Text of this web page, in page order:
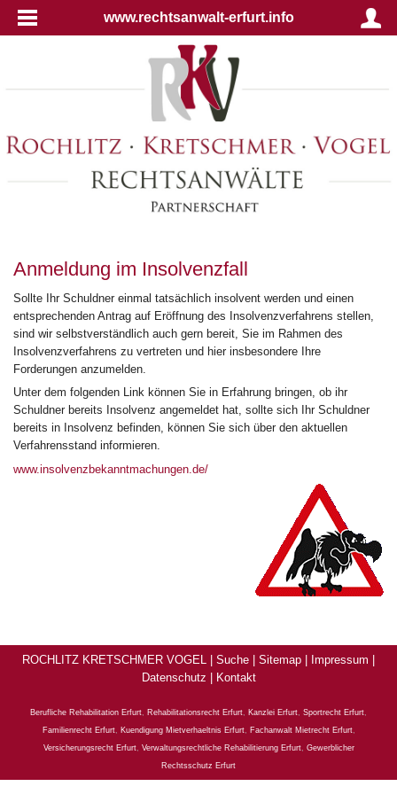
www.rechtsanwalt-erfurt.info
Anmeldung im Insolvenzfall
Sollte Ihr Schuldner einmal tatsächlich insolvent werden und einen
entsprechenden Antrag auf Eröffnung des Insolvenzverfahrens stellen,
sind wir selbstverständlich auch gern bereit, Sie im Rahmen des
Insolvenzverfahrens zu vertreten und hier insbesondere Ihre
Forderungen anzumelden.
Unter dem folgenden Link können Sie in Erfahrung bringen, ob ihr
Schuldner bereits Insolvenz angemeldet hat, sollte sich Ihr Schuldner
bereits in Insolvenz befinden, können Sie sich über den aktuellen
Verfahrensstand informieren.
www.insolvenzbekanntmachungen.de/
ROCHLITZ KRETSCHMER VOGEL | Suche Sitemap Impressum
Datenschutz
Kontakt
Berufliche Rehabilitation Erfurt Rehabilitationsrecht Erfurt Kanzlei Erfurt Sportrecht Erfurt
Familienrecht Erfurt, Kuendigung Mietverhaeltnis Erfurt, Fachanwalt Mietrecht Erfurt,
Versicherungsrecht Erfurt, Verwaltungsrechtliche Rehabilitierung Erfurt, Gewerblicher
Rechtsschutz Erfurt